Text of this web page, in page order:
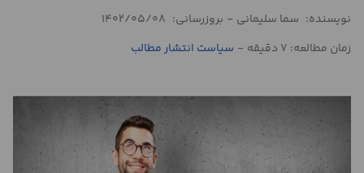
استعلام
محاسبه
آنلاین
درباره
نویسنده: سما سلیمانی - بروزرسانی: 1402/05/08
زمان مطالعه: 7 دقیقه
- سیاست انتشار مطالب